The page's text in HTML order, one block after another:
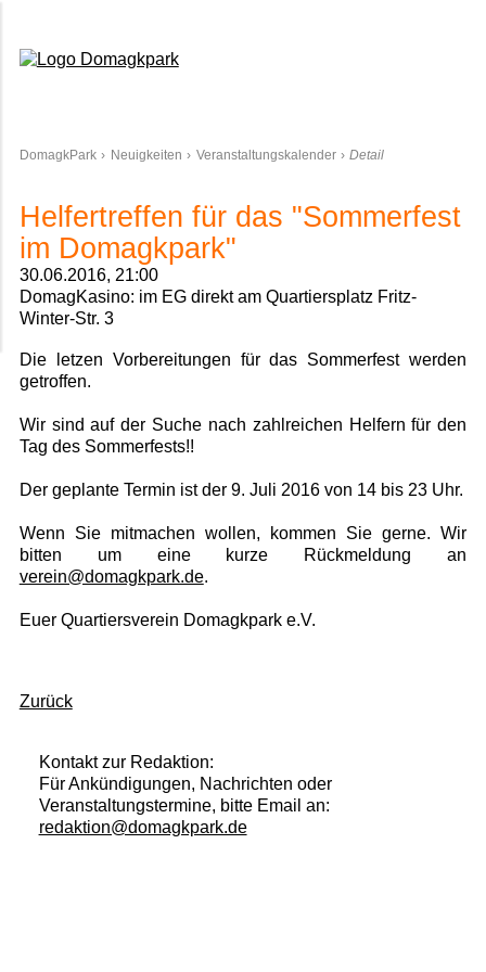
DomagkPark Neuigkeiten Veranstaltungskalender Detail
Helfertreffen für das "Sommerfest
im Domagkpark"
30.06.2016, 21:00
DomagKasino: im EG direkt am Quartiersplatz Fritz-
Winter-Str. 3
Die letzen Vorbereitungen für das Sommerfest werden
getroffen.
Wir sind auf der Suche nach zahlreichen Helfern für den
Tag des Sommerfests!!
Der geplante Termin ist der 9. Juli 2016 von 14 bis 23 Uhr.
Wenn Sie mitmachen wollen, kommen Sie gerne. Wir
bitten um eine kurze Rückmeldung an
verein@domagkpark.de.
Euer Quartiersverein Domagkpark e.V.
Zurück
Kontakt zur Redaktion:
Für Ankündigungen, Nachrichten oder
Veranstaltungstermine, bitte Email an:
redaktion@domagkpark.de